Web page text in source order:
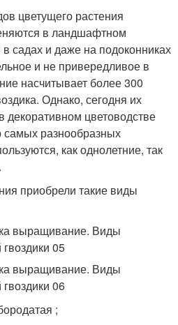
цветущего растения
в ландшафтном
садах и даже на подоконниках
и не привередливое в
насчитывает более 300
Однако, сегодня их
декоративном цветоводстве
самых разнообразных
как однолетние, так
приобрели такие виды
;